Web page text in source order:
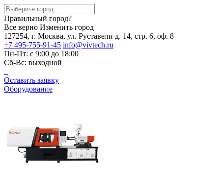
Правильный город?
Все верно Изменить город
127254, г. Москва, ул. Руставели д. 14, стр. 6, оф. 8
+7 495-755-91-45 info@vivtech.ru
Пн-Пт: с 9:00 до 18:00
Сб-Вс: выходной
Оставить заявку
Оборудование